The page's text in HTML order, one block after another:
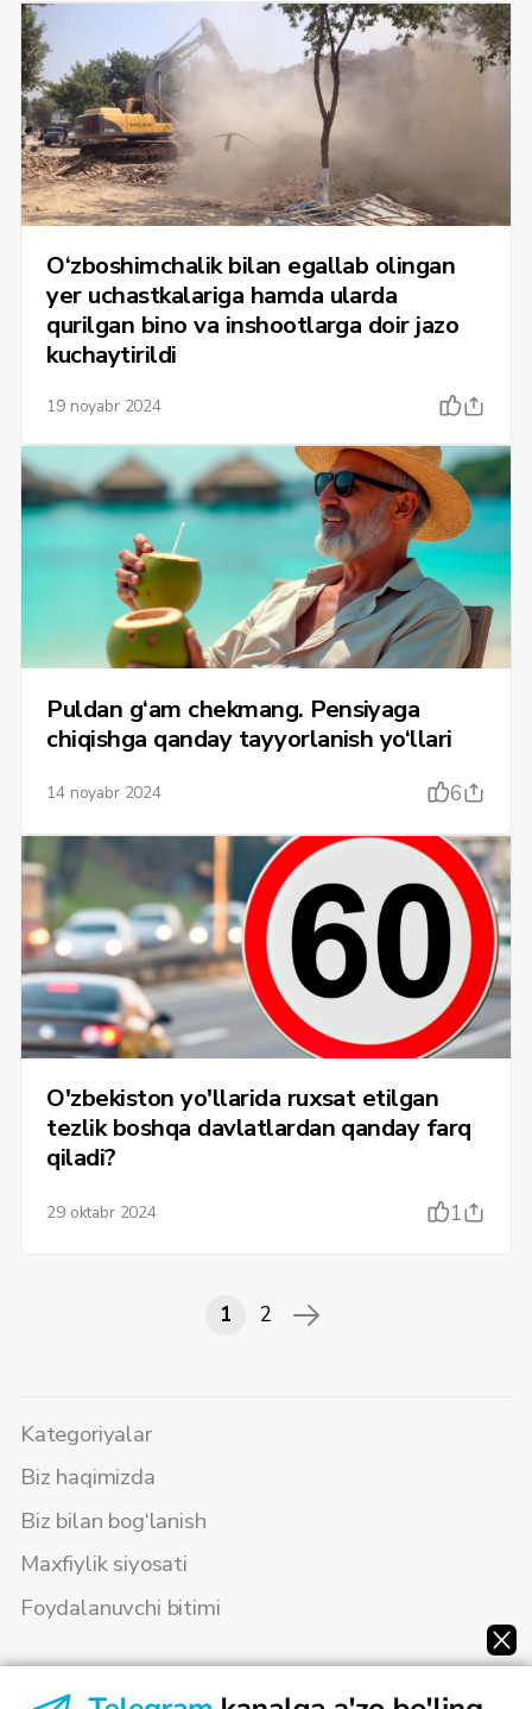
O‘zboshimchalik bilan egallab olingan
yer uchastkalariga hamda ularda
qurilgan bino va inshootlarga doir jazo
kuchaytirildi
19 noyabr 2024
Puldan g‘am chekmang. Pensiyaga
chiqishga qanday tayyorlanish yo‘llari
14 noyabr 2024 6
O'zbekiston yo'llarida ruxsat etilgan
tezlik boshqa davlatlardan qanday farq
qiladi?
29 oktabr 2024 1
1 2
Kategoriyalar
Biz haqimizda
Biz bilan bog‘lanish
Maxfiylik siyosati
Foydalanuvchi bitimi